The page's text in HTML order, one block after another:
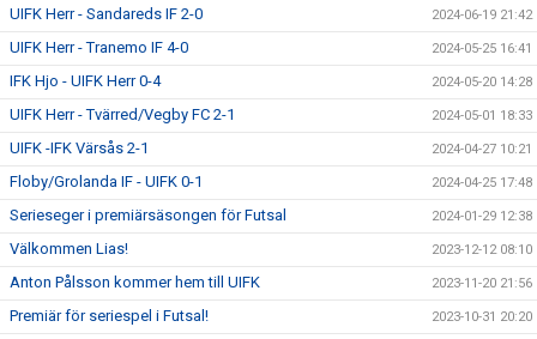
UIFK Herr - Sandareds IF 2-0 2024-06-19 21:42
UIFK Herr - Tranemo IF 4-0 2024-05-25 16:41
IFK Hjo - UIFK Herr 0-4 2024-05-20 14:28
UIFK Herr - Tvärred/Vegby FC 2-1 2024-05-01 18:33
UIFK -IFK Värsås 2-1 2024-04-27 10:21
Floby/Grolanda IF - UIFK 0-1 2024-04-25 17:48
Serieseger i premiärsäsongen för Futsal 2024-01-29 12:38
Välkommen Lias! 2023-12-12 08:10
Anton Pålsson kommer hem till UIFK 2023-11-20 21:56
Premiär för seriespel i Futsal! 2023-10-31 20:20